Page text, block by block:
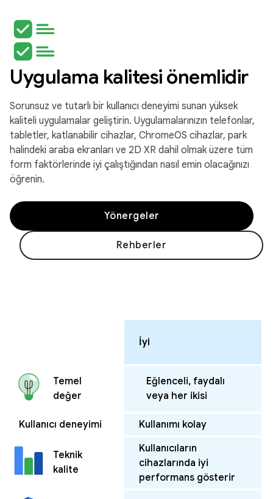
Uygulama kalitesi önemlidir
Sorunsuz ve tutarlı bir kullanıcı deneyimi sunan yüksek
kaliteli uygulamalar geliştirin. Uygulamalarınızın telefonlar,
tabletler, katlanabilir cihazlar, ChromeOS cihazlar, park
halindeki araba ekranları ve 2D XR dahil olmak üzere tüm
form faktörlerinde iyi çalıştığından nasıl emin olacağınızı
öğrenin.
Yönergeler
Rehberler
İyi
Temel
değer
Eğlenceli, faydalı
veya her ikisi
Kullanıcı deneyimi Kullanımı kolay
Teknik
kalite
Kullanıcıların
cihazlarında iyi
performans gösterir